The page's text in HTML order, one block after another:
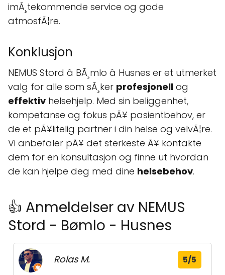
imÃ¸tekommende service og gode
atmosfÃ¦re.
Konklusjon
NEMUS Stord â BÃ¸mlo â Husnes er et utmerket
valg for alle som sÃ¸ker profesjonell og
effektiv helsehjelp. Med sin beliggenhet,
kompetanse og fokus pÃ¥ pasientbehov, er
de et pÃ¥litelig partner i din helse og velvÃ¦re.
Vi anbefaler pÃ¥ det sterkeste Ã¥ kontakte
dem for en konsultasjon og finne ut hvordan
de kan hjelpe deg med dine helsebehov.
👍 Anmeldelser av NEMUS
Stord - Bømlo - Husnes
Rolas M. 5/5